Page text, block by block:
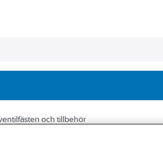
och tillbehör